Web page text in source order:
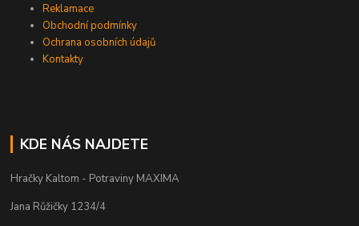
Reklamace
Obchodní podmínky
Ochrana osobních údajů
Kontakty
KDE NÁS NAJDETE
Hračky Kaltom - Potraviny MAXIMA
Jana Růžičky 1234/4